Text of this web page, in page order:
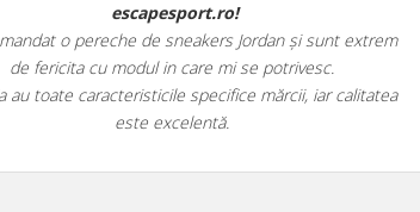
escapesport.ro!
comandat o pereche de sneakers Jordan și sunt extrem
de fericita cu modul in care mi se potrivesc.
au toate caracteristicile specifice mărcii, iar calitatea
este excelentă.